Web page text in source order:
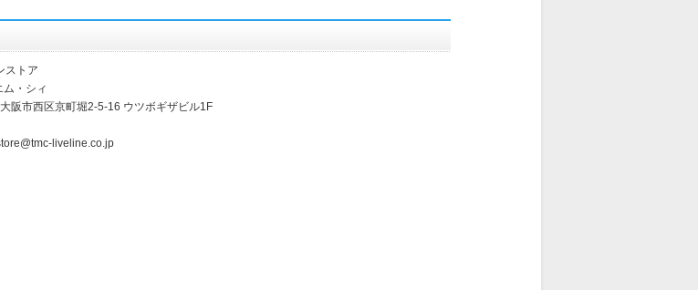
ストア
・シィ
阪市西区京町堀2-5-16 ウツボギザビル1F
liveline.co.jp